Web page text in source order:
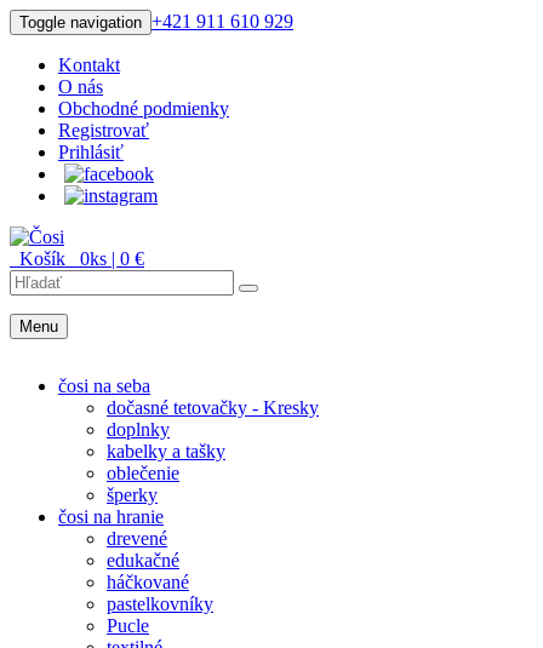
Toggle navigation +421 911 610 929
Kontakt
O nás
Obchodné podmienky
Registrovať
Prihlásiť
Košík 0ks | 0 €
Menu
čosi na seba
dočasné tetovačky - Kresky
doplnky
kabelky a tašky
oblečenie
šperky
čosi na hranie
drevené
edukačné
háčkované
pastelkovníky
Pucle